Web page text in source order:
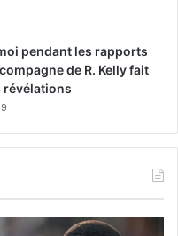
pendant les rapports
de R. Kelly fait
révélations